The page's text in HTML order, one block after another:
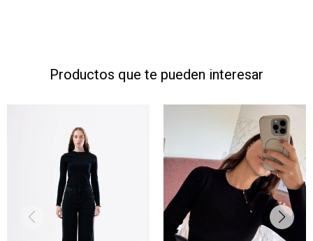
Productos que te pueden interesar